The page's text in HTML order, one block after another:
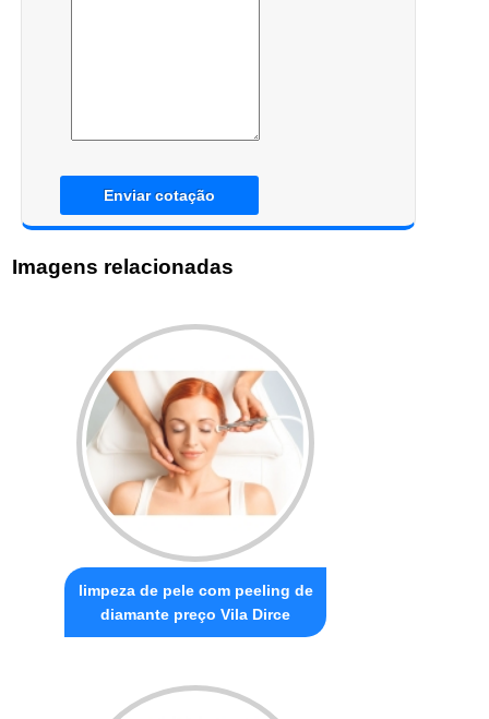
Enviar cotação
Imagens relacionadas
limpeza de pele com peeling de
diamante preço Vila Dirce